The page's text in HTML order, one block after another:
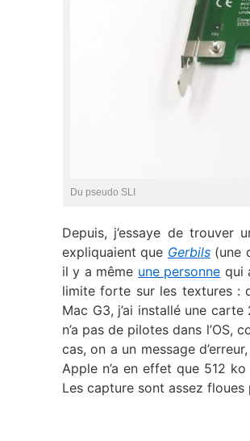
Du pseudo SLI
Depuis, j’essaye de
expliquaient que Gerbils(une
il y a même une personne qui
limite forte sur les textures :
Mac G3, j’ai installé une
n’a pas de pilotes dans l’OS,
cas, on a un message
Apple n’a en effet que 512
Les capture sont assez floues